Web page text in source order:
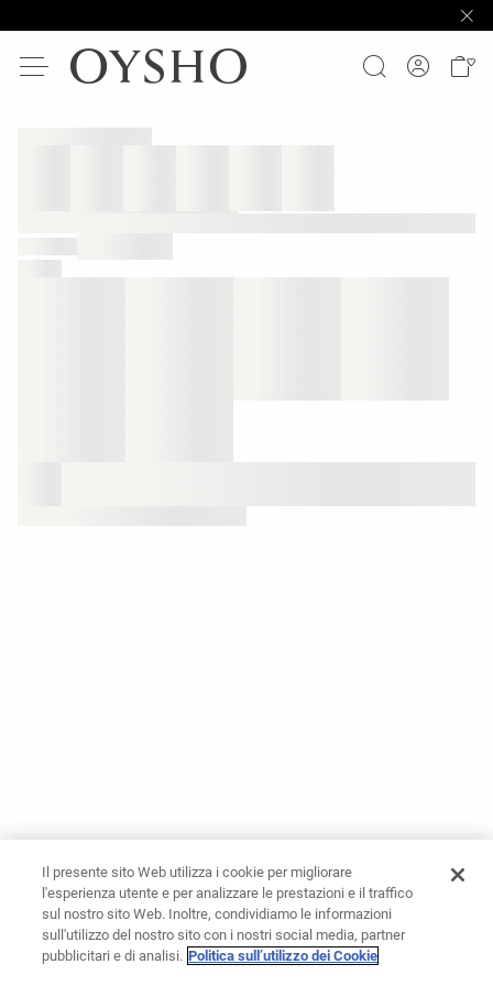
Il presente sito Web utilizza i cookie per migliorare
l'esperienza utente e per analizzare le prestazioni e il traffico
sul nostro sito Web. Inoltre, condividiamo le informazioni
sull'utilizzo del nostro sito con i nostri social media, partner
pubblicitari e di analisi. Politica sull’utilizzo dei Cookie